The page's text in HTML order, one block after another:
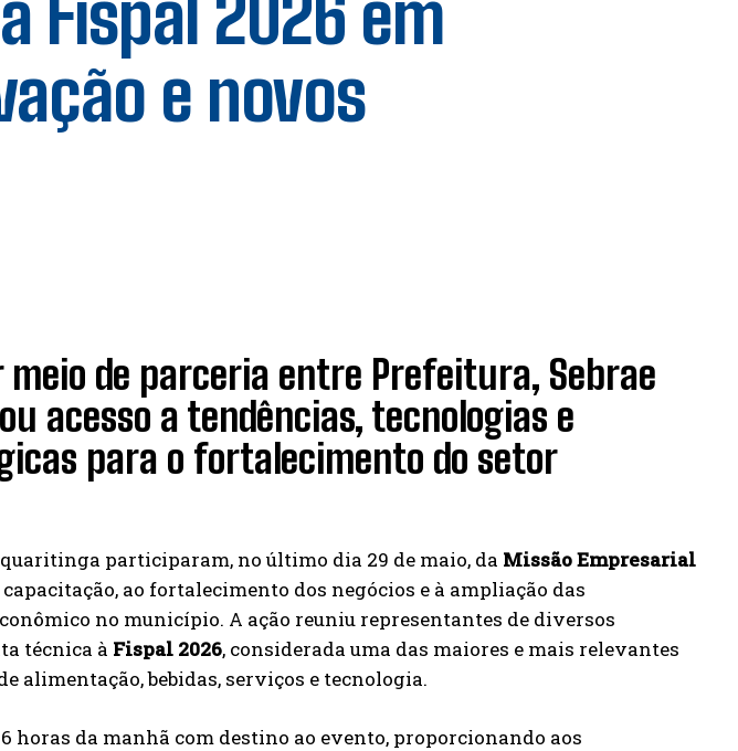
Fispal 2026 em
e novos
meio de parceria entre Prefeitura, Sebrae
acesso a tendências, tecnologias e
para o fortalecimento do setor
participaram, no último dia 29 de maio, da Missão Empresarial
ao fortalecimento dos negócios e à ampliação das
no município. A ação reuniu representantes de diversos
técnica à Fispal 2026, considerada uma das maiores e mais relevantes
alimentação, bebidas, serviços e tecnologia.
da manhã com destino ao evento, proporcionando aos